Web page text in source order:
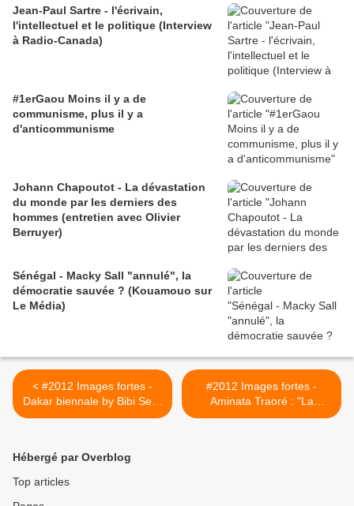
Jean-Paul Sartre - l'écrivain,
l'intellectuel et le politique (Interview
à Radio-Canada)
#1erGaou Moins il y a de
communisme, plus il y a
d'anticommunisme
Johann Chapoutot - La dévastation
du monde par les derniers des
hommes (entretien avec Olivier
Berruyer)
Sénégal - Macky Sall "annulé", la
démocratie sauvée ? (Kouamouo sur
Le Média)
< #2012 Images fortes -
Dakar biennale by Bibi Seck
et Croquemort (Cousin de
#2012 Images fortes -
Aminata Traoré : "La
démocratie ne suffit pas"
Hébergé par Overblog
Top articles